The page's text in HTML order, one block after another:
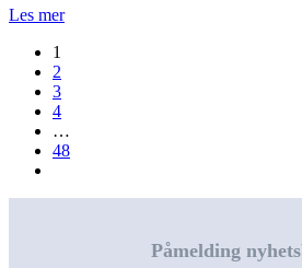
Les mer
1
2
3
4
…
48
Påmelding